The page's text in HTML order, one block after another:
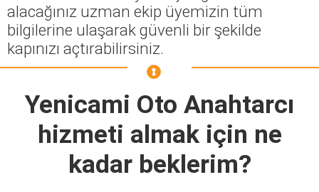
alacağınız uzman ekip üyemizin tüm
bilgilerine ulaşarak güvenli bir şekilde
kapınızı açtırabilirsiniz.
Yenicami Oto Anahtarcı
hizmeti almak için ne
kadar beklerim?